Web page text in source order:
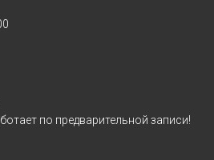
по предварительной записи!